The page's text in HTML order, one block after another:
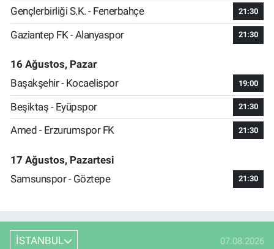
Gençlerbirliği S.K. - Fenerbahçe 21:30
Gaziantep FK - Alanyaspor 21:30
16 Ağustos, Pazar
Başakşehir - Kocaelispor
19:00
Beşiktaş - Eyüpspor 21:30
Amed - Erzurumspor FK 21:30
17 Ağustos, Pazartesi
Samsunspor - Göztepe
21:30
İSTANBUL 07.08.2026